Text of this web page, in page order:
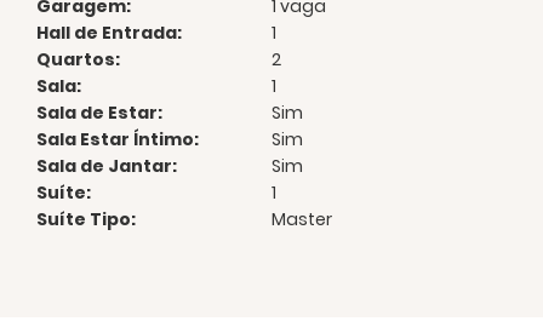
Garagem:
1 vaga
Hall de Entrada:
1
Quartos:
2
Sala:
1
Sala de Estar:
Sim
Sala Estar Íntimo:
Sim
Sala de Jantar:
Sim
Suíte:
1
Suíte Tipo:
Master